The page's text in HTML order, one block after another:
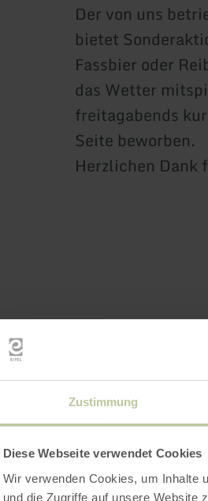
Zustimmung
Diese Webseite verwendet Cookies
Wir verwenden Cookies, um Inhalte
und die Zugriffe auf unsere Website
Der von uns
bietet
Fassbier oder
das Wetter
freitagabends
Seite beworben.
Herzlichen Dank